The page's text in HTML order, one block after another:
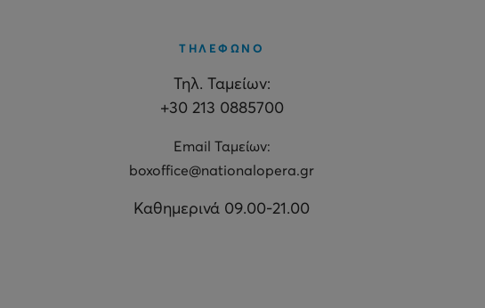
ΤΗΛΕΦΩΝΟ
Τηλ. Ταμείων:
+30 213 0885700
Εmail Ταμείων:
boxoffice@nationalopera.gr
Καθημερινά 09.00-21.00